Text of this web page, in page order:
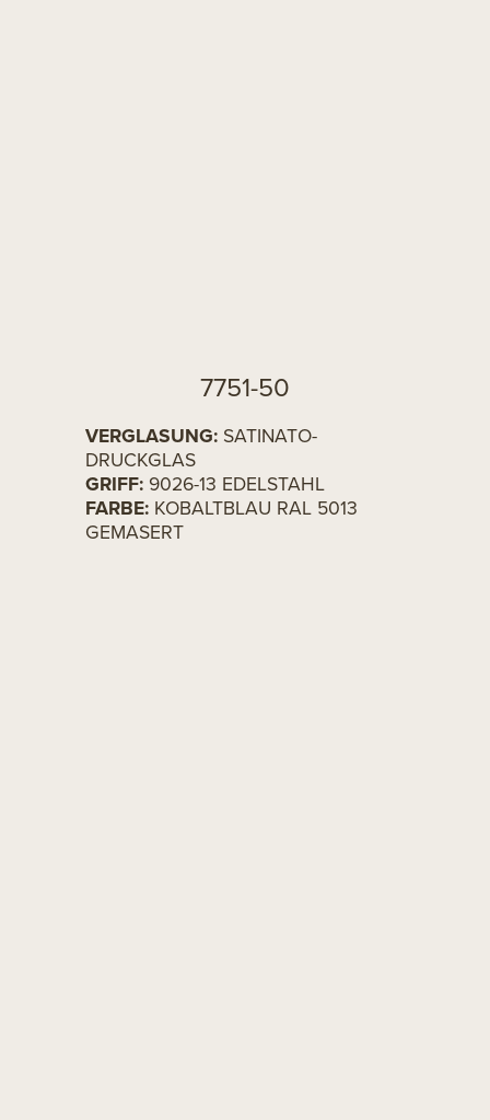
7751-50
VERGLASUNG: SATINATO-
DRUCKGLAS
GRIFF: 9026-13 EDELSTAHL
FARBE: KOBALTBLAU RAL 5013
GEMASERT